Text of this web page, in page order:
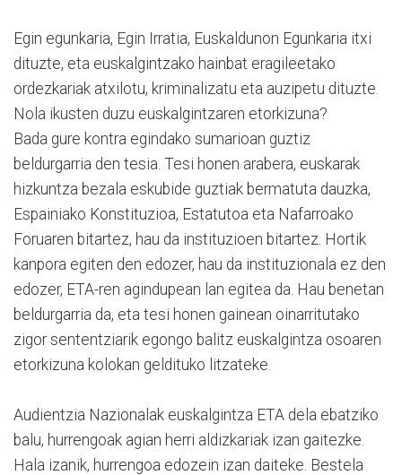
Egin egunkaria, Egin Irratia, Euskaldunon Egunkaria itxi
dituzte, eta euskalgintzako hainbat eragileetako
ordezkariak atxilotu, kriminalizatu eta auzipetu dituzte.
Nola ikusten duzu euskalgintzaren etorkizuna?
Bada gure kontra egindako sumarioan guztiz
beldurgarria den tesia. Tesi honen arabera, euskarak
hizkuntza bezala eskubide guztiak bermatuta dauzka,
Espainiako Konstituzioa, Estatutoa eta Nafarroako
Foruaren bitartez, hau da instituzioen bitartez. Hortik
kanpora egiten den edozer, hau da instituzionala ez den
edozer, ETA-ren agindupean lan egitea da. Hau benetan
beldurgarria da, eta tesi honen gainean oinarritutako
zigor sententziarik egongo balitz euskalgintza osoaren
etorkizuna kolokan geldituko litzateke.
Audientzia Nazionalak euskalgintza ETA dela ebatziko
balu, hurrengoak agian herri aldizkariak izan gaitezke.
Hala izanik, hurrengoa edozein izan daiteke. Bestela